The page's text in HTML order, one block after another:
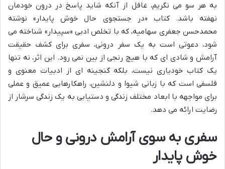
به هر سو می نگریم، غافل از آنکه شاید پاسخ در درون خودمان
نهفته باشد. کتاب «در جستجوی حال خوش پایدار» نوشته
محمدحسن جعفری سهامیه، که با تخلص ادبی «سپیدار» شناخته می
شود، دعوتی است به یک سفر درونی، سفری برای کشف حقیقت
آرامش و شادی ای که با هیچ رنجی از بین نمی رود. این اثر، نه تنها
یک کتاب خودیاری نیست، بلکه گنجینه ای از ادبیات معنوی و
فلسفی است که با زبانی شیوا و دلنشین، راهکارهایی عمیق و عملی
برای مواجهه با ابعاد مختلف زندگی و دستیابی به یک زندگی سرشار از
رضایت ارائه می دهد.
سفری به سوی آرامش درونی و حال
خوش پایدار